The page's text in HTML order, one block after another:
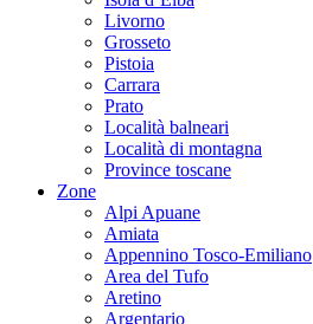
Livorno
Grosseto
Pistoia
Carrara
Prato
Località balneari
Località di montagna
Province toscane
Zone
Alpi Apuane
Amiata
Appennino Tosco-Emiliano
Area del Tufo
Aretino
Argentario